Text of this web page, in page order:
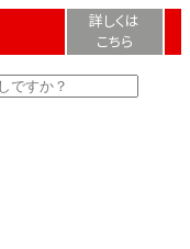
詳しくは
こちら